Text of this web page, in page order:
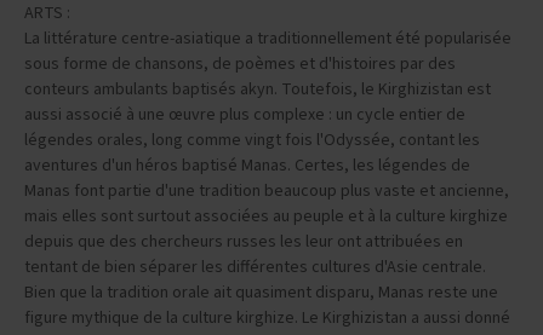
ARTS :
La littérature centre-asiatique a traditionnellement été popularisée
sous forme de chansons, de poèmes et d'histoires par des
conteurs ambulants baptisés akyn. Toutefois, le Kirghizistan est
aussi associé à une œuvre plus complexe : un cycle entier de
légendes orales, long comme vingt fois l'Odyssée, contant les
aventures d'un héros baptisé Manas. Certes, les légendes de
Manas font partie d'une tradition beaucoup plus vaste et ancienne,
mais elles sont surtout associées au peuple et à la culture kirghize
depuis que des chercheurs russes les leur ont attribuées en
tentant de bien séparer les différentes cultures d'Asie centrale.
Bien que la tradition orale ait quasiment disparu, Manas reste une
figure mythique de la culture kirghize. Le Kirghizistan a aussi donné